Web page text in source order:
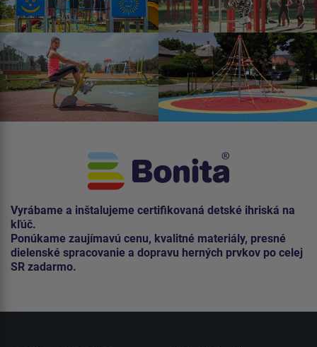
Vyrábame a inštalujeme certifikovaná detské ihriská na
kľúč.
Ponúkame zaujímavú cenu, kvalitné materiály, presné
dielenské spracovanie a dopravu herných prvkov po celej
SR zadarmo.